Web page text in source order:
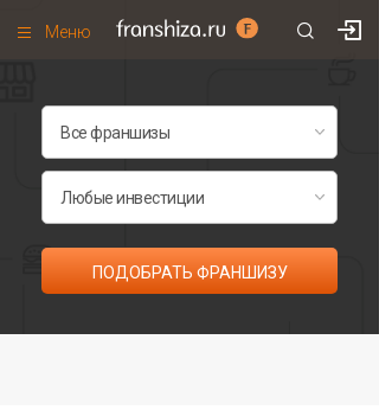
Меню
Франшизы по категориям
Рейтинг франшиз
Все франшизы списком
ПОДОБРАТЬ ФРАНШИЗУ